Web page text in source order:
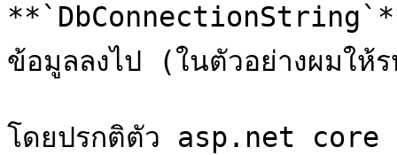
**`DbConnectionString`**
ข้อมูลลงไป (ในตัวอย่างผมให้ร
โดยปรกติตัว asp.net core